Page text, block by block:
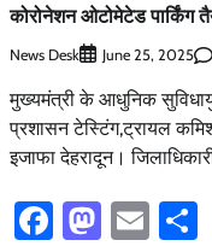
कोरोनेशन ओटोमेटेड पार्किंग
News Desk June 25, 2025
मुख्यमंत्री के आधुनिक
प्रशासन टेस्टिंग,ट्रायल
इजाफा देहरादून।
Facebook